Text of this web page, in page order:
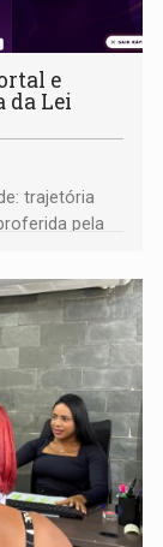
e
da Lei
trajetória
pela